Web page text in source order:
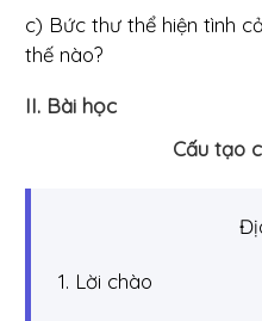
c) Bức thư thể hiện tình
thế nào?
II. Bài học
Cấu tạo
1. Lời chào